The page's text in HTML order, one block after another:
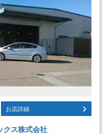
お店詳細
ス株式会社